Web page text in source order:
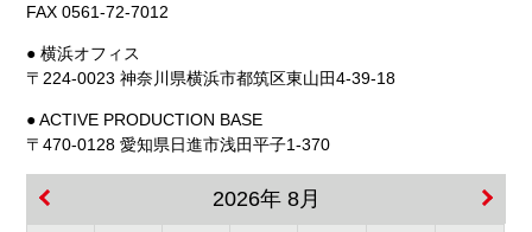
FAX 0561-72-7012
● 横浜オフィス
〒224-0023 神奈川県横浜市都筑区東山田4-39-18
● ACTIVE PRODUCTION BASE
〒470-0128 愛知県日進市浅田平子1-370
2026年 8月